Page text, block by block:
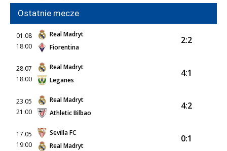
Ostatnie mecze
01.08
18:00
Real Madryt
Fiorentina
2:2
28.07
18:00
Real Madryt
Leganes
4:1
23.05
21:00
Real Madryt
Athletic Bilbao
4:2
17.05
19:00
Sevilla FC
Real Madryt
0:1